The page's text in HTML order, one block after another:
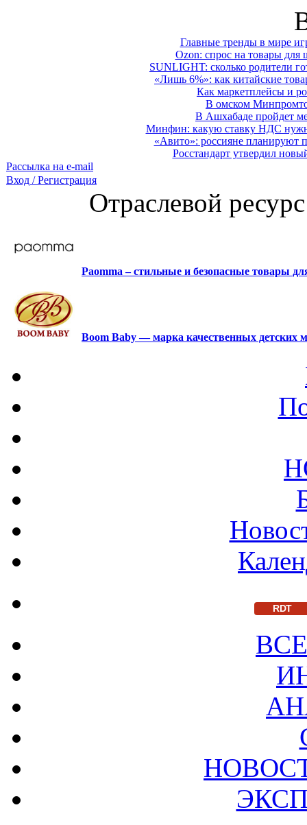
Главные тренды в мире
Ozon: спрос на товары для
SUNLIGHT: сколько родители
«Лишь 6%»: как китайские
Как маркетплейсы и
В омском
В Ашхабаде пройдет
Минфин: какую ставку НДС
«Авито»: россияне планируют
Росстандарт утвердил
Рассылка на e-mail
Вход / Регистрация
Отраслевой
Paomma – стильные и безопасные товары
Boom Baby — марка качественных детских
RDT